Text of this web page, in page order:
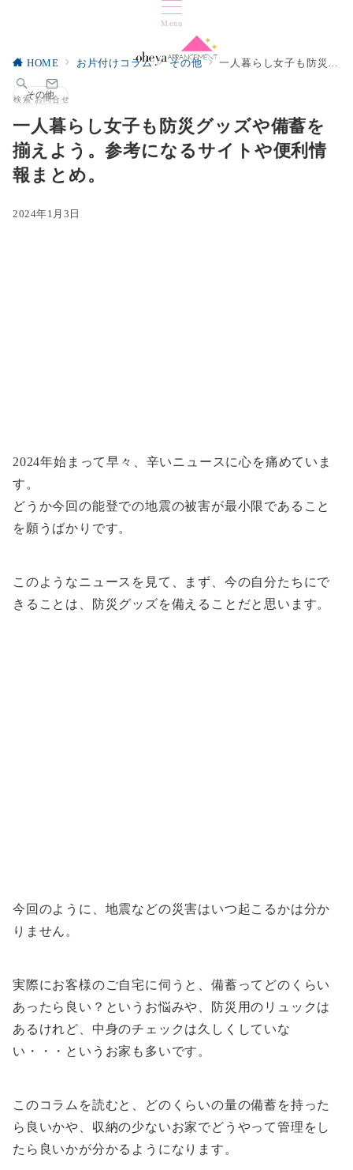
Menu
検索 お問合せ
HOME お片付けコラム その他 一人暮らし女子も防災グッズや備蓄を揃えよう。参考になるサイトや便利情報まとめ。
その他
一人暮らし女子も防災グッズや備蓄を
揃えよう。参考になるサイトや便利情
報まとめ。
2024年1月3日
2024年始まって早々、辛いニュースに心を痛めていま
す。
どうか今回の能登での地震の被害が最小限であること
を願うばかりです。
このようなニュースを見て、まず、今の自分たちにで
きることは、防災グッズを備えることだと思います。
今回のように、地震などの災害はいつ起こるかは分か
りません。
実際にお客様のご自宅に伺うと、備蓄ってどのくらい
あったら良い？というお悩みや、防災用のリュックは
あるけれど、中身のチェックは久しくしていな
い・・・というお家も多いです。
このコラムを読むと、どのくらいの量の備蓄を持った
ら良いかや、収納の少ないお家でどうやって管理をし
たら良いかが分かるようになります。